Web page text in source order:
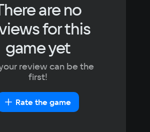
250
are no
for this
game yet
review can be the
first!
Rate the game